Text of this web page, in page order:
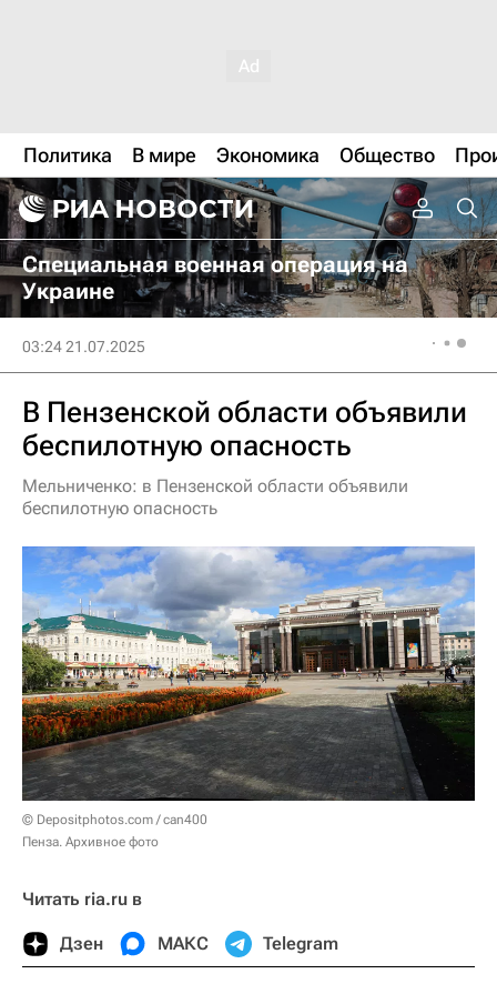
Политика В мире Экономика Общество
Специальная военная операция на
Украине
03:24 21.07.2025
В Пензенской области объявили
беспилотную опасность
Мельниченко: в Пензенской области объявили
беспилотную опасность
© Depositphotos.com / can400
Пенза. Архивное фото
Читать ria.ru в
Дзен МАКС Telegram